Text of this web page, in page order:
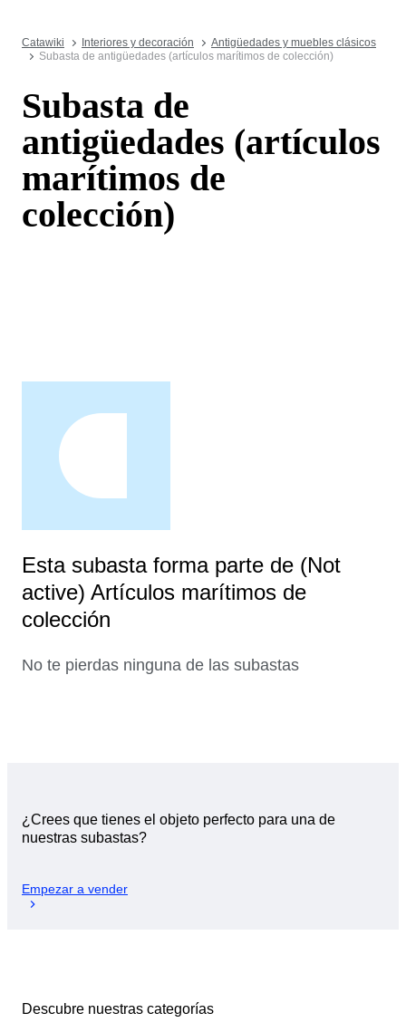
Catawiki Interiores y decoración
Antigüedades y muebles clásicos
Subasta de antigüedades (artículos marítimos de colección)
Subasta de
antigüedades (artículos
marítimos de
colección)
Esta subasta forma parte de (Not
active) Artículos marítimos de
colección
No te pierdas ninguna de las subastas
¿Crees que tienes el objeto perfecto para una de
nuestras subastas?
Empezar a vender
Descubre nuestras categorías